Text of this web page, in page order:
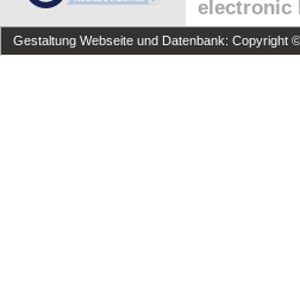
electronic
Gestaltung Webseite und Datenbank: Copyright